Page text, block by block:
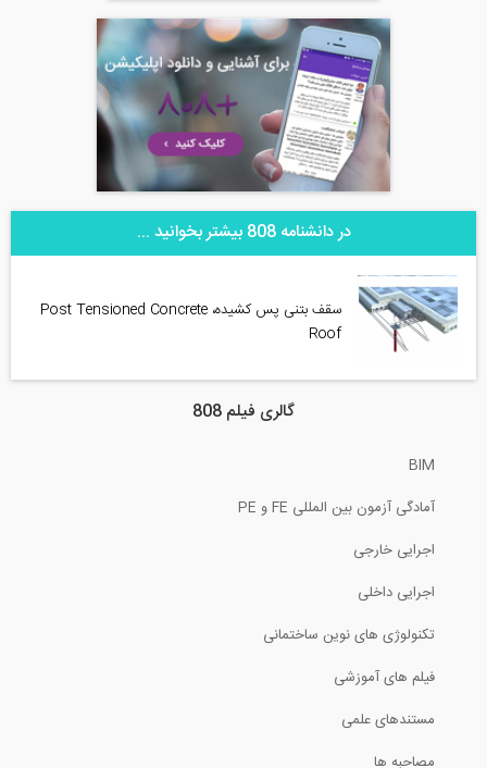
در دانشنامه 808 بیشتر بخوانید ...
سقف بتنی پس کشیده، Post Tensioned Concrete
Roof
گالری فیلم 808
BIM
آمادگی آزمون بین المللی FE و PE
اجرایی خارجی
اجرایی داخلی
تکنولوژی های نوین ساختمانی
فیلم های آموزشی
مستندهای علمی
مصاحبه ها